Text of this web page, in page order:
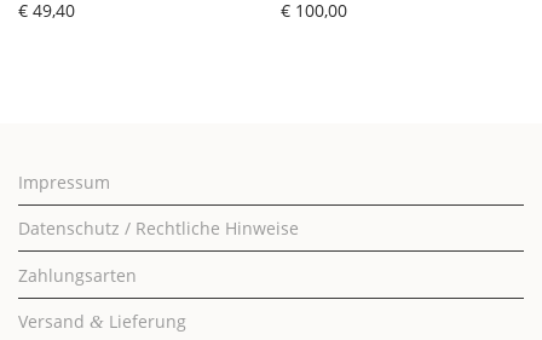
€ 49,40 € 100,00
Impressum
Datenschutz / Rechtliche Hinweise
Zahlungsarten
Versand & Lieferung